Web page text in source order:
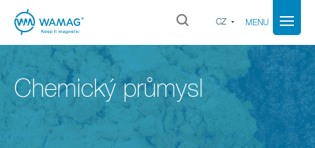
CZ MENU
Chemický průmysl